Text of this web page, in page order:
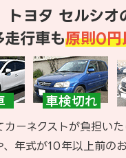
トヨタ セルシオ
行車も原則0円
ーネクストが負担い
年式が10年以上前の